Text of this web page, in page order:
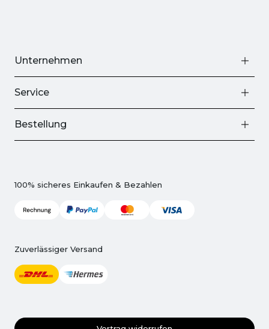
Unternehmen
Service
Bestellung
100% sicheres Einkaufen & Bezahlen
Zuverlässiger Versand